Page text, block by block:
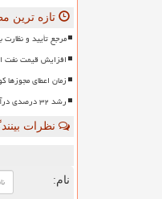
تازه ترین
مرجع تأیید و
افزایش قیمت نفت
زمان اعطای مجوزها
رشد ۳۲ درصدی درآمدهای مالیاتی وصول ۵۰۷ همت در ۴ ماه
نظرات
نام: